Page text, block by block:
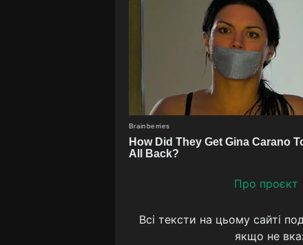
Про проєкт
Всі тексти на цьому сайті
якщо не